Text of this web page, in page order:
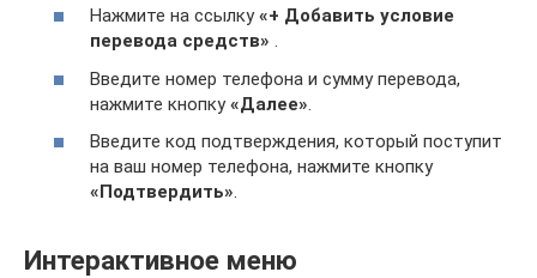
Нажмите на ссылку«+ Добавить условие
перевода средств» .
Введите номер телефона и сумму перевода,
нажмите кнопку«Далее»
Введите код подтверждения, который поступит
на ваш номер телефона, нажмите кнопку
«Подтвердить».
Интерактивное меню